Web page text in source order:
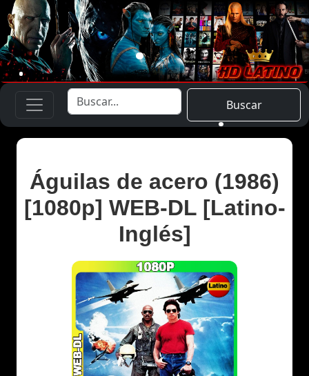
Buscar
Águilas de acero (1986)
[1080p] WEB-DL [Latino-
Inglés]